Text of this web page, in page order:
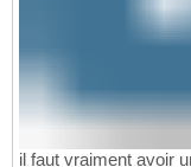
il faut vraiment avoir